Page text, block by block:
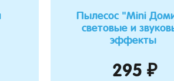
Пылесос "Mini
световые и
эффекты
295 ₽